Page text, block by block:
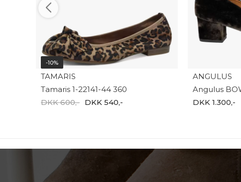
-10%
TAMARIS
Tamaris 1-22141-44 360
DKK 600,- DKK 540,-
ANGULUS
DKK 1.300,-